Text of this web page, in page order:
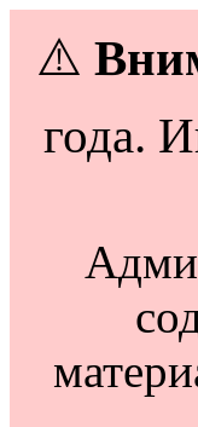
⚠️
года.